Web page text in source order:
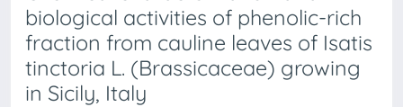
biological activities of phenolic-rich
fraction from cauline leaves of Isatis
tinctoria L. (Brassicaceae) growing
in Sicily, Italy